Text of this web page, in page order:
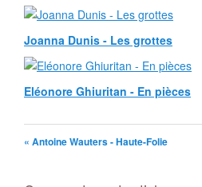
Joanna Dunis - Les grottes
Eléonore Ghiuritan - En pièces
« Antoine Wauters - Haute-Folie